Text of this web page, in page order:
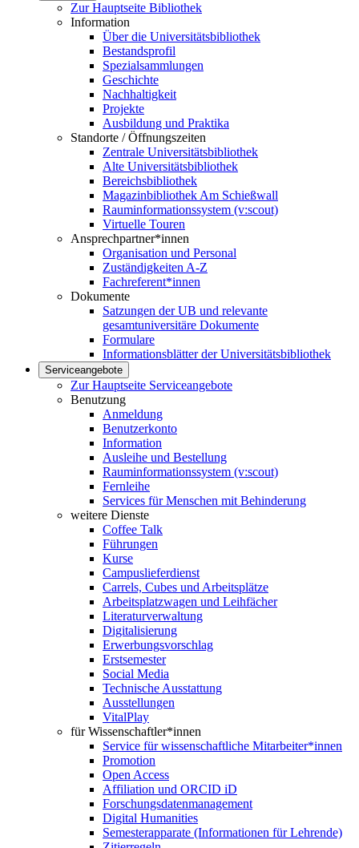
Zur Hauptseite Bibliothek
Information
Über die Universitätsbibliothek
Bestandsprofil
Spezialsammlungen
Geschichte
Nachhaltigkeit
Projekte
Ausbildung und Praktika
Standorte / Öffnungszeiten
Zentrale Universitätsbibliothek
Alte Universitätsbibliothek
Bereichsbibliothek
Magazinbibliothek Am Schießwall
Rauminformationssystem (v:scout)
Virtuelle Touren
Ansprechpartner*innen
Organisation und Personal
Zuständigkeiten A-Z
Fachreferent*innen
Dokumente
Satzungen der UB und relevante
gesamtuniversitäre Dokumente
Formulare
Informationsblätter der Universitätsbibliothek
Serviceangebote
Zur Hauptseite Serviceangebote
Benutzung
Anmeldung
Benutzerkonto
Information
Ausleihe und Bestellung
Rauminformationssystem (v:scout)
Fernleihe
Services für Menschen mit Behinderung
weitere Dienste
Coffee Talk
Führungen
Kurse
Campuslieferdienst
Carrels, Cubes und Arbeitsplätze
Arbeitsplatzwagen und Leihfächer
Literaturverwaltung
Digitalisierung
Erwerbungsvorschlag
Erstsemester
Social Media
Technische Ausstattung
Ausstellungen
VitalPlay
für Wissenschaftler*innen
Service für wissenschaftliche Mitarbeiter*innen
Promotion
Open Access
Affiliation und ORCID iD
Forschungsdatenmanagement
Digital Humanities
Semesterapparate (Informationen für Lehrende)